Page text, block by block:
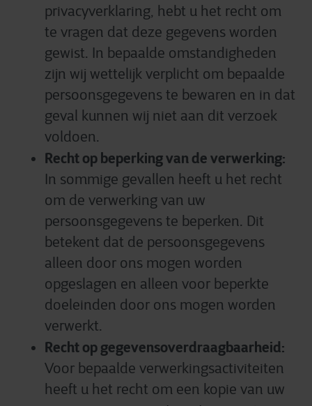
privacyverklaring, hebt u het recht om
te vragen dat deze gegevens worden
gewist. In bepaalde omstandigheden
zijn wij wettelijk verplicht om bepaalde
persoonsgegevens te bewaren en in dat
geval kunnen wij niet aan dit verzoek
voldoen.
Recht op beperking van de verwerking:
In sommige gevallen heeft u het recht
om de verwerking van uw
persoonsgegevens te beperken. Dit
betekent dat de persoonsgegevens
alleen door ons mogen worden
opgeslagen en alleen voor beperkte
doeleinden door ons mogen worden
verwerkt.
Recht op gegevensoverdraagbaarheid:
Voor bepaalde verwerkingsactiviteiten
heeft u het recht om een kopie van uw